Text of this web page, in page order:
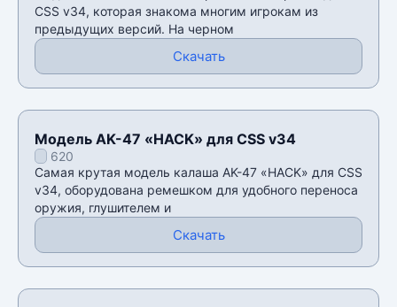
CSS v34, которая знакома многим игрокам из
предыдущих версий. На черном
Скачать
Модель AK-47 «HACK» для CSS v34
620
Самая крутая модель калаша AK-47 «HACK» для CSS
v34, оборудована ремешком для удобного переноса
оружия, глушителем и
Скачать